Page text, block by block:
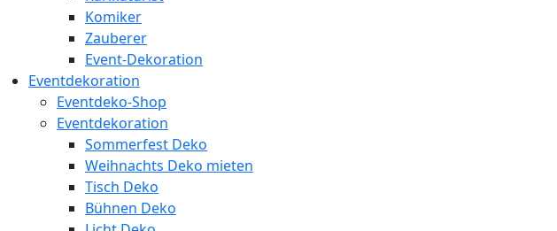
Komiker
Zauberer
Event-Dekoration
Eventdekoration
Eventdeko-Shop
Eventdekoration
Sommerfest Deko
Weihnachts Deko mieten
Tisch Deko
Bühnen Deko